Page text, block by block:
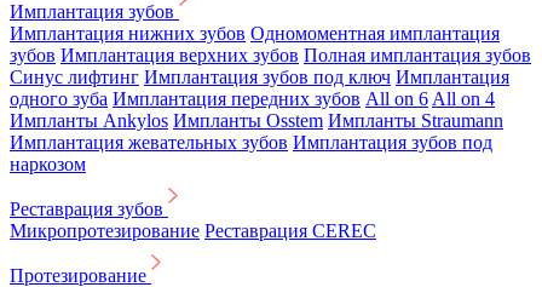
Имплантация зубов
Имплантация нижних зубов Одномоментная имплантация
зубов Имплантация верхних зубов Полная имплантация зубов
Синус лифтинг Имплантация зубов под ключ Имплантация
одного зуба Имплантация передних зубов All on 6 All on 4
Импланты Ankylos Импланты Osstem Импланты Straumann
Имплантация жевательных зубов Имплантация зубов под
наркозом
Реставрация зубов
Микропротезирование Реставрация CEREC
Протезирование